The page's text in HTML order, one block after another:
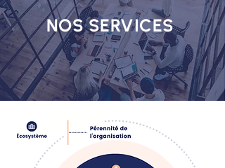
NOS SERVICES